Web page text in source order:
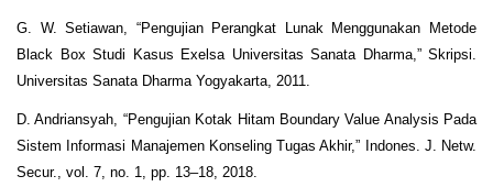
G. W. Setiawan, “Pengujian Perangkat Lunak Menggunakan Metode
Black Box Studi Kasus Exelsa Universitas Sanata Dharma,” Skripsi.
Universitas Sanata Dharma Yogyakarta, 2011.
D. Andriansyah, “Pengujian Kotak Hitam Boundary Value Analysis Pada
Sistem Informasi Manajemen Konseling Tugas Akhir,” Indones. J. Netw.
Secur., vol. 7, no. 1, pp. 13–18, 2018.